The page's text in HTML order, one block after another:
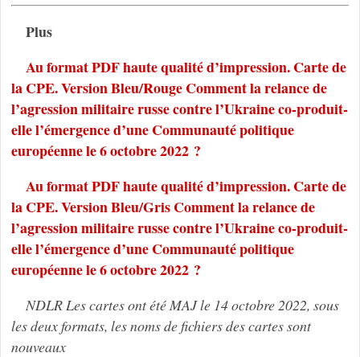
Plus
Au format PDF haute qualité d’impression. Carte de
la CPE. Version Bleu/Rouge Comment la relance de
l’agression militaire russe contre l’Ukraine co-produit-
elle l’émergence d’une Communauté politique
européenne le 6 octobre 2022 ?
Au format PDF haute qualité d’impression. Carte de
la CPE. Version Bleu/Gris Comment la relance de
l’agression militaire russe contre l’Ukraine co-produit-
elle l’émergence d’une Communauté politique
européenne le 6 octobre 2022 ?
NDLR Les cartes ont été MAJ le 14 octobre 2022, sous
les deux formats, les noms de fichiers des cartes sont
nouveaux